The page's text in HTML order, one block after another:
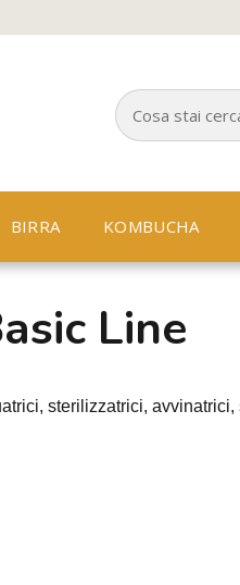
BIRRA KOMBUCHA
Line
sterilizzatrici,